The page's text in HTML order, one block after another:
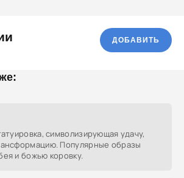
ДОБАВИТЬ
символизирующая удачу,
Популярные образы
и божью коровку.